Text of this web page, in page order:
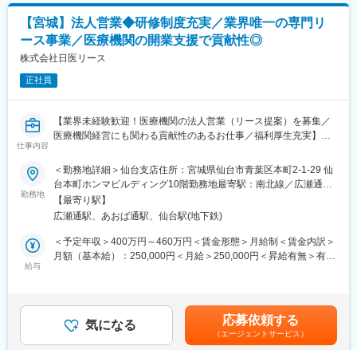
持株会社ウイン・パートナーズ株式会社（現東証プライム上場企
業）の子会社に移行。以来、東北地域の医療へ大きく貢献し続け
ております。
★ウイン・パートナーズについて：https://www.win-
partners.co.jp/video/recruit2026.mp4
するシステム。人と機械の二重チェックにより調剤ミスを防ぎ、
薬剤師の負担を軽減。他社と比べ精度と信頼性が高く、大規模病
院や中堅薬局で広く導入される定番製品。
◇次世代型薬剤識別システム PROOFIT iQ
入院患者の持参薬をスマホで撮影するだけで、AIが瞬時に高精度
識別するシステム。専用機器不要で導入しやすく、省力化に直
結。他社より手軽さとAI精度に強みがあり、人手不足解消を背景
に成長が期待される先進サービス。
■教育制度・環境：
OJT、勉強会等でバックアップいたします。約半年～1年かけて一
人前になっていただきます。また、離職率も非常に低く、富士フ
イルムグループ基準の充実した福利厚生や各種手当など長期的に
活躍・就業できる環境が整っています。
■社風について：
総合職採用の風土が強く様々なキャリアパスがあります。離職率
同社は医療業界の中でITシステムのリーディングカンパニーで
す。医療業界のIT化が至上命題の中、10年前よりいち早く社内の
【宮城】法人営業◆研修制度充実／業界唯一の専門リ
ース事業／医療機関の開業支援で貢献性◎
株式会社日医リース
正社員
仕事内容
【業界未経験歓迎！医療機関の法人営業（リース提案）を募集／
医療機関経営にも関わる貢献性のあるお仕事／福利厚生充実】
【はじめに】
今回は部署の増員を目的に、法人営業担当を募集します。医療機
関や開業をお考えの医師などに対して、リース商品の提案をメイ
ンでお任せします。
【業務内容】
病院やクリニック、介護施設などを対象に、医療機器をはじめと
ポートいただきます。
勤務地
＜勤務地詳細＞仙台支店住所：宮城県仙台市青葉区本町2-1-29 仙
台本町ホンマビルディング10階勤務地最寄駅：南北線／広瀬通駅
受動喫煙対策：屋内全面禁煙
【最寄り駅】
広瀬通駅、あおば通駅、仙台駅(地下鉄)
給与
＜予定年収＞400万円～460万円＜賃金形態＞月給制＜賃金内訳＞
月額（基本給）：250,000円＜月給＞250,000円＜昇給有無＞有＜
いません■昇給：有賃金はあくまでも目安の金額であり、選考を通
じて上下する可能性があります。月給(月額)は固定手当を含めた表
記です。
気になる 応募依頼する
（エージェントサービス）